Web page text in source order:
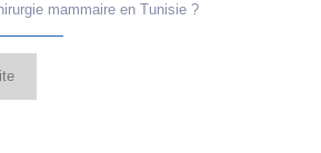
mammaire en Tunisie ?